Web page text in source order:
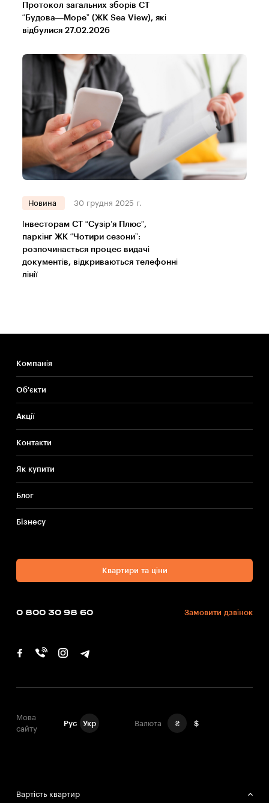
Протокол загальних зборів СТ
“Будова—Море” (ЖК Sea View), які
відбулися 27.02.2026
Новина 30 грудня 2025 г.
Інвесторам СТ “Сузір’я Плюс”,
паркінг ЖК “Чотири сезони”:
розпочинається процес видачі
документів, відкриваються телефонні
лінії
Компанія
Об'єкти
Акції
Контакти
Як купити
Блог
Бiзнесу
Квартири та ціни
0 800 30 98 60 Замовити дзвінок
Мова
сайту
Рус Укр Валюта ₴ $
Вартість квартир